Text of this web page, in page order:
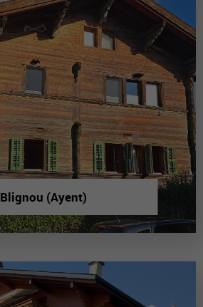
Blignou (Ayent)